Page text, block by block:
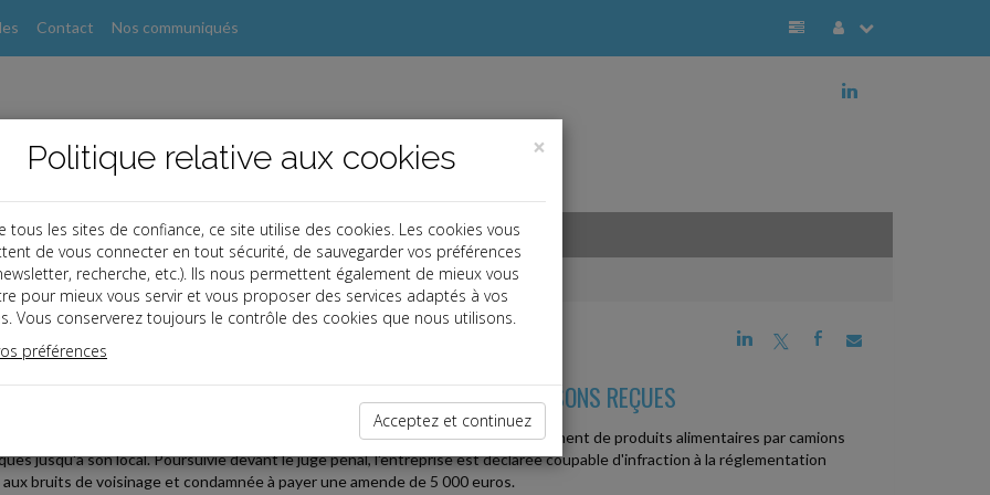
Contact Nos communiqués
j
j a b
05-10
RÉPOND DES NUISANCES CAUSÉES PAR LES LIVRAISONS REÇUES
d'une entreprise se plaignent des nuisances sonores causées par l'acheminement de produits alimentaires par camions
jusqu'à son local. Poursuivie devant le juge pénal, l'entreprise est déclarée coupable d'infraction à la réglementation
bruits de voisinage et condamnée à payer une amende de 5 000 euros.
×
Politique relative aux cookies
tous les sites de confiance, ce site utilise des cookies. Les cookies vous
de vous connecter en tout sécurité, de sauvegarder vos préférences
recherche, etc.). Ils nous permettent également de mieux vous
pour mieux vous servir et vous proposer des services adaptés à vos
Vous conserverez toujours le contrôle des cookies que nous utilisons.
préférences
Acceptez et continuez